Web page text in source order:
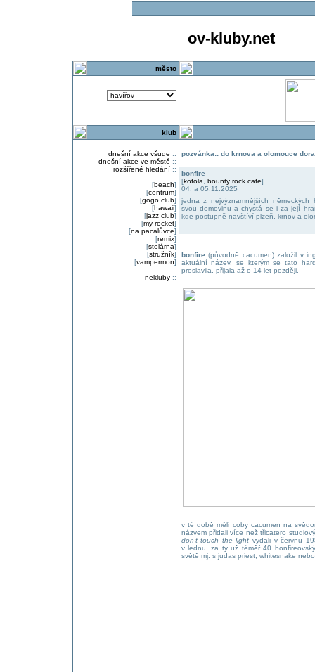
ov-kluby.net
město
klub
dnešní akce všude ::
dnešní akce ve městě ::
rozšířené hledání::
[beach]
[centrum]
[gogo club]
[hawaii]
[jazz club]
[my-rocket]
[na pacalůvce]
[remix]
[stolárna]
[stružník]
[vampermon]
nekluby::
pozvánka:: do krnova a olomouce
bonfire
[kofola bounty rock cafe]
04. a 05.11.2025
jedna z nejvýznamnějších
svou domovinu a chystá se i za její
kde postupně navštíví plzeň, krnov a
bonfire(původně cacumen) založil v
aktuální název, se kterým se tato
proslavila, přijala až o 14 let později.
v té době měli coby cacumen na
názvem přidali více než třicatero
don't touch the light vydali v červnu
v lednu. za ty už téměř 40
světě mj. s judas priest, whitesnake